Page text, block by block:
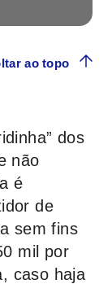
ao topo
dos
não
é
de
sem fins
mil por
caso haja